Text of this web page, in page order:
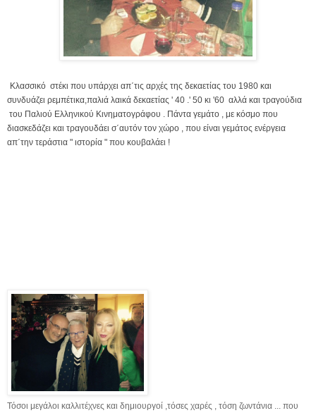
Κλασσικό στέκι που υπάρχει απ΄τις αρχές της δεκαετίας του 1980 και
συνδυάζει ρεμπέτικα,παλιά λαικά δεκαετίας ' 40 .' 50 κι '60 αλλά και τραγούδια
του Παλιού Ελληνικού Κινηματογράφου . Πάντα γεμάτο , με κόσμο που
διασκεδάζει και τραγουδάει σ΄αυτόν τον χώρο , που είναι γεμάτος ενέργεια
απ΄την τεράστια " ιστορία " που κουβαλάει !
Τόσοι μεγάλοι καλλιτέχνες και δημιουργοί ,τόσες χαρές , τόση ζωντάνια ... που